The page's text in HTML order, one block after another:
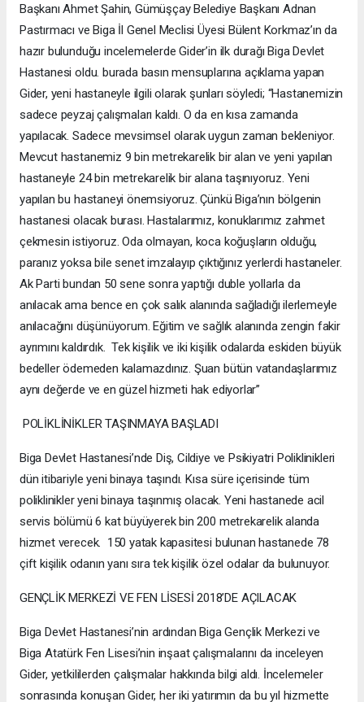
Başkanı Ahmet Şahin, Gümüşçay Belediye Başkanı Adnan
Pastırmacı ve Biga İl Genel Meclisi Üyesi Bülent Korkmaz’ın da
hazır bulunduğu incelemelerde Gider’in ilk durağı Biga Devlet
Hastanesi oldu. burada basın mensuplarına açıklama yapan
Gider, yeni hastaneyle ilgili olarak şunları söyledi; “Hastanemizin
sadece peyzaj çalışmaları kaldı. O da en kısa zamanda
yapılacak. Sadece mevsimsel olarak uygun zaman bekleniyor.
Mevcut hastanemiz 9 bin metrekarelik bir alan ve yeni yapılan
hastaneyle 24 bin metrekarelik bir alana taşınıyoruz. Yeni
yapılan bu hastaneyi önemsiyoruz. Çünkü Biga’nın bölgenin
hastanesi olacak burası. Hastalarımız, konuklarımız zahmet
çekmesin istiyoruz. Oda olmayan, koca koğuşların olduğu,
paranız yoksa bile senet imzalayıp çıktığınız yerlerdi hastaneler.
Ak Parti bundan 50 sene sonra yaptığı duble yollarla da
anılacak ama bence en çok salık alanında sağladığı ilerlemeyle
anılacağını düşünüyorum. Eğitim ve sağlık alanında zengin fakir
ayrımını kaldırdık. Tek kişilik ve iki kişilik odalarda eskiden büyük
bedeller ödemeden kalamazdınız. Şuan bütün vatandaşlarımız
aynı değerde ve en güzel hizmeti hak ediyorlar”
POLİKLİNİKLER TAŞINMAYA BAŞLADI
Biga Devlet Hastanesi’nde Diş, Cildiye ve Psikiyatri Poliklinikleri
dün itibariyle yeni binaya taşındı. Kısa süre içerisinde tüm
poliklinikler yeni binaya taşınmış olacak. Yeni hastanede acil
servis bölümü 6 kat büyüyerek bin 200 metrekarelik alanda
hizmet verecek. 150 yatak kapasitesi bulunan hastanede 78
çift kişilik odanın yanı sıra tek kişilik özel odalar da bulunuyor.
GENÇLİK MERKEZİ VE FEN LİSESİ 2018’DE AÇILACAK
Biga Devlet Hastanesi’nin ardından Biga Gençlik Merkezi ve
Biga Atatürk Fen Lisesi’nin inşaat çalışmalarını da inceleyen
Gider, yetkililerden çalışmalar hakkında bilgi aldı. İncelemeler
sonrasında konuşan Gider, her iki yatırımın da bu yıl hizmette